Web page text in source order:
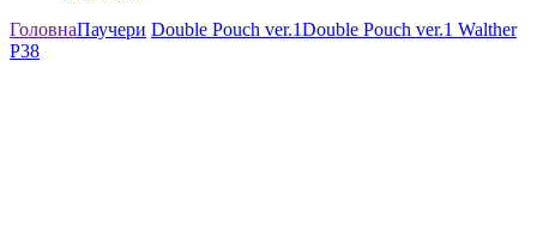
ГоловнаПаучери Double Pouch ver.1Double Pouch ver.1 Walther
P38